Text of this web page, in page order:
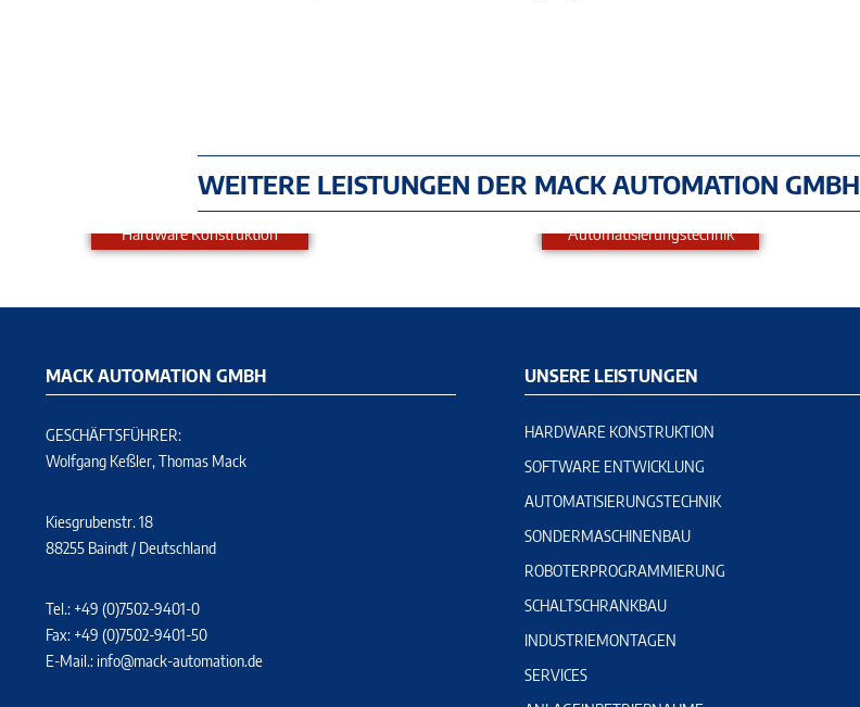
WEITERE LEISTUNGEN DER MACK AUTOMATION GMBH
Hardware Konstruktion
HardwareAutomatisierungstechnik
MACK AUTOMATION GMBH
GESCHÄFTSFÜHRER:
Wolfgang Keßler, Thomas Mack
Kiesgrubenstr. 18
88255 Baindt / Deutschland
Tel.: +49 (0)7502-9401-0
Fax: +49 (0)7502-9401-50
E-Mail.:info@mack-automation.de
UNSERE LEISTUNGEN
HARDWARE KONSTRUKTION
SOFTWARE ENTWICKLUNG
AUTOMATISIERUNGSTECHNIK
SONDERMASCHINENBAU
ROBOTERPROGRAMMIERUNG
SCHALTSCHRANKBAU
INDUSTRIEMONTAGEN
SERVICES